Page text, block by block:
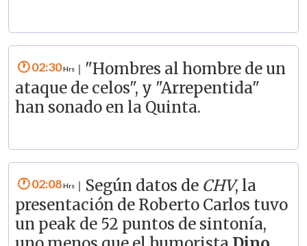
02:30
"Hombres al hombre de un
ataque de celos", y "Arrepentida"
han sonado en la Quinta.
02:08 Según datos de CHV, la
presentación de Roberto Carlos tuvo
un peak de 52 puntos de sintonía,